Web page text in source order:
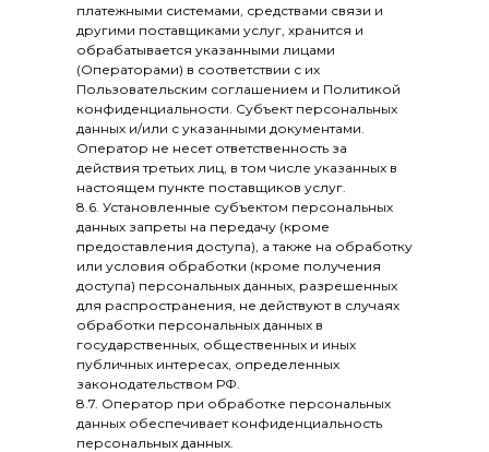
платежными системами, средствами связи и
другими поставщиками услуг, хранится и
обрабатывается указанными лицами
(Операторами) в соответствии с их
Пользовательским соглашением и Политикой
конфиденциальности. Субъект персональных
данных и/или с указанными документами.
Оператор не несет ответственность за
действия третьих лиц, в том числе указанных в
настоящем пункте поставщиков услуг.
8.6. Установленные субъектом персональных
данных запреты на передачу (кроме
предоставления доступа), а также на обработку
или условия обработки (кроме получения
доступа) персональных данных, разрешенных
для распространения, не действуют в случаях
обработки персональных данных в
государственных, общественных и иных
публичных интересах, определенных
законодательством РФ.
8.7. Оператор при обработке персональных
данных обеспечивает конфиденциальность
персональных данных.